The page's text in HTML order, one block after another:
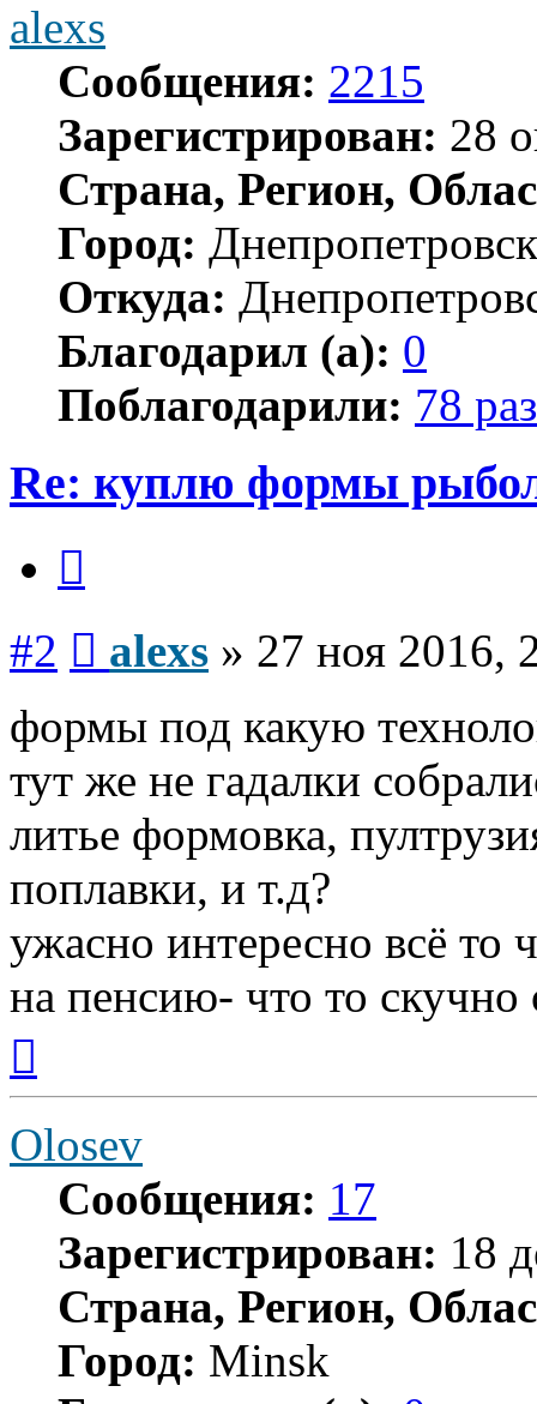
alexs
Сообщения: 2215
Зарегистрирован: 28
Страна, Регион,
Город: Днепропетровск
Откуда:
Благодарил (а): 0
Поблагодарили: 78 раз
Re: куплю формы
#2 alexs » 27 ноя 2016,
формы под какую
тут же не гадалки
литье формовка,
поплавки, и т.д?
ужасно интересно всё то
на пенсию- что то скучно
началу
Olosev
Сообщения: 17
Зарегистрирован: 18
Страна, Регион,
Город: Minsk